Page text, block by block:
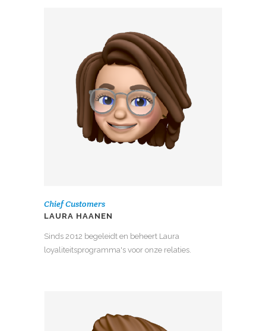
Chief Customers
LAURA HAANEN
Sinds 2012 begeleidt en beheert Laura
loyaliteitsprogramma's voor onze relaties.